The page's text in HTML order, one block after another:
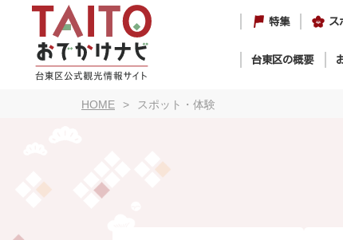
特集 ス
台東区の概要
HOME スポット・体験